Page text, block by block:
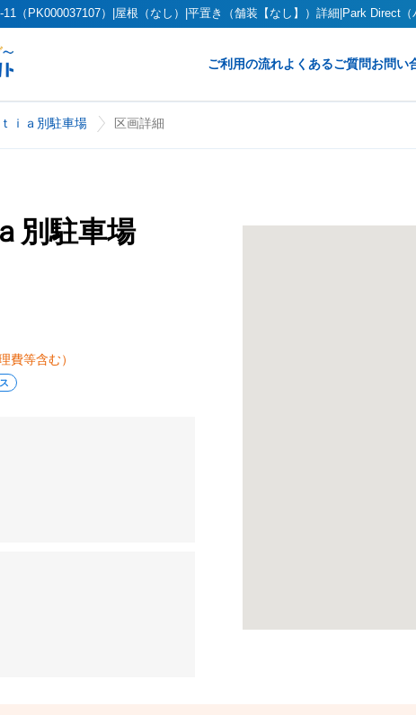
（PK000037107）|屋根（なし）|平置き（舗装【なし】）詳細|Park Direct（
ご利用の流れよくあるご質問お問い
ｉａ別駐車場 区画詳細
別駐車場
費等含む）